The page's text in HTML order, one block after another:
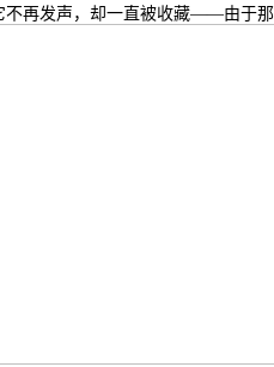
发声，却一直被收藏——由于那